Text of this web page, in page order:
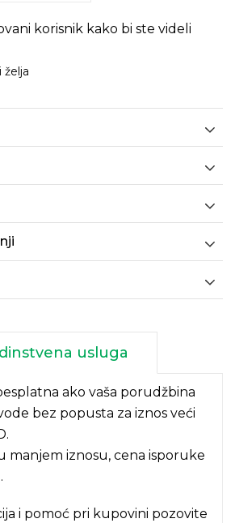
korisnik kako bi ste videli
želja
usluga
ako vaša porudžbina
bez popusta za iznos veći
manjem iznosu, cena isporuke
i pomoć pri kupovini pozovite